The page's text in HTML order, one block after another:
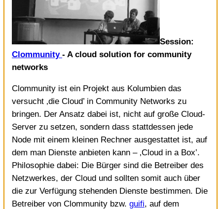
Session:
Clommunity - A cloud solution for community
networks
Clommunity ist ein Projekt aus Kolumbien das
versucht ‚die Cloud’ in Community Networks zu
bringen. Der Ansatz dabei ist, nicht auf große Cloud-
Server zu setzen, sondern dass stattdessen jede
Node mit einem kleinen Rechner ausgestattet ist, auf
dem man Dienste anbieten kann – ‚Cloud in a Box’.
Philosophie dabei: Die Bürger sind die Betreiber des
Netzwerkes, der Cloud und sollten somit auch über
die zur Verfügung stehenden Dienste bestimmen. Die
Betreiber von Clommunity bzw. guifi, auf dem